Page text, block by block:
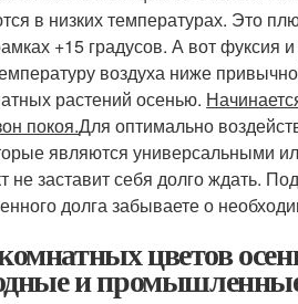
в низких температурах. Это
+15 градусов. А вот фуксия
воздуха ниже
растений осенью.
покоя.Для оптимально
являются универсальными
заставит себя долго ждать.
долга забываете о
цветов
и